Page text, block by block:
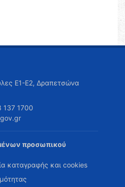
Ε1-Ε2, Δραπετσώνα
137 1700
προσωπικού
καταγραφής και cookies